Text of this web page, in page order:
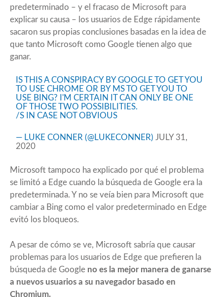
predeterminado – y el fracaso de Microsoft para
explicar su causa – los usuarios de Edge rápidamente
sacaron sus propias conclusiones basadas en la idea de
que tanto Microsoft como Google tienen algo que
ganar.
IS THIS A CONSPIRACY BY GOOGLE TO GET YOU
TO USE CHROME OR BY MS TO GET YOU TO
USE BING? I'M CERTAIN IT CAN ONLY BE ONE
OF THOSE TWO POSSIBILITIES.
/S IN CASE NOT OBVIOUS
— LUKE CONNER (@LUKECONNER) JULY 31,
2020
Microsoft tampoco ha explicado por qué el problema
se limitó a Edge cuando la búsqueda de Google era la
predeterminada. Y no se veía bien para Microsoft que
cambiar a Bing como el valor predeterminado en Edge
evitó los bloqueos.
A pesar de cómo se ve, Microsoft sabría que causar
problemas para los usuarios de Edge que prefieren la
búsqueda de Google no es la mejor manera de ganarse
a nuevos usuarios a su navegador basado en
Chromium.